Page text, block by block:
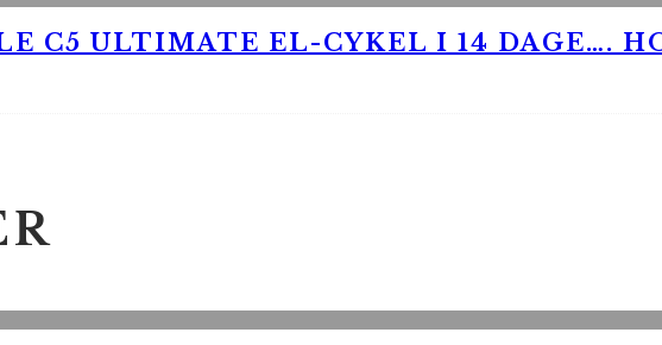
C5 ULTIMATE EL-CYKEL I 14 DAGE….